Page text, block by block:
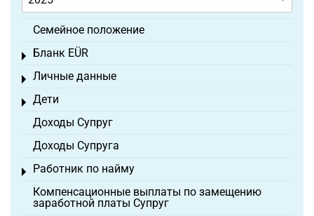
Семейное положение
Бланк EÜR
Toggle menu
Личные данные
Toggle menu
Дети
Toggle menu
Доходы Супруг
Доходы Супруга
Работник по найму
Toggle menu
Компенсационные выплаты по замещению
заработной платы Супруг